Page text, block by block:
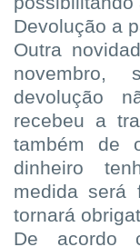
Devolução a
Outra
novembro,
devolução
recebeu a
também de
dinheiro
medida será
tornará
De acordo